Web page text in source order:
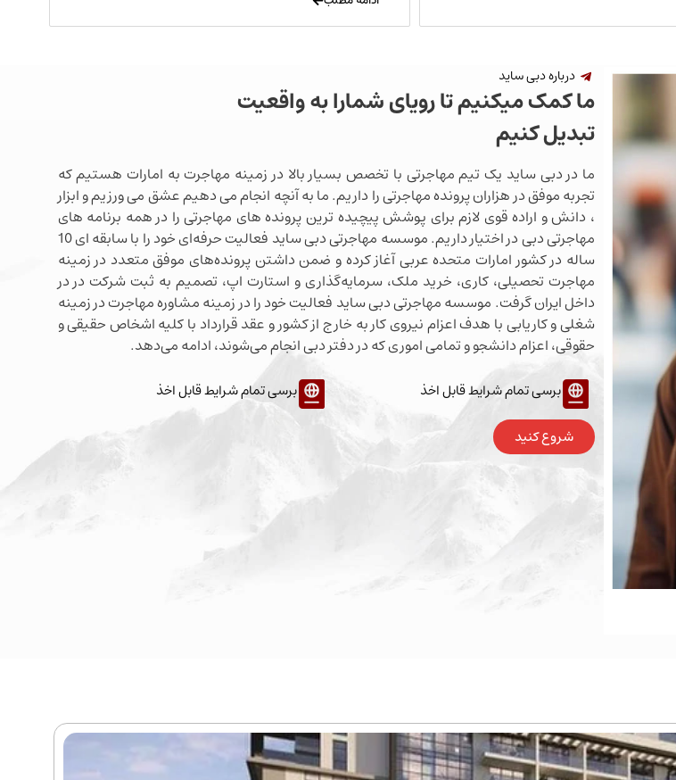
درباره دبی ساید
ما کمک میکنیم تا رویای شمارا به واقعیت
تبدیل کنیم
ما در دبی ساید یک تیم مهاجرتی با تخصص بسیار بالا در زمینه مهاجرت به امارات هستیم که
تجربه موفق در هزاران پرونده مهاجرتی را داریم. ما به آنچه انجام می دهیم عشق می ورزیم و ابزار
، دانش و اراده قوی لازم برای پوشش پیچیده ترین پرونده های مهاجرتی را در همه برنامه های
مهاجرتی دبی در اختیار داریم. موسسه مهاجرتی دبی ساید فعالیت حرفه‌ای خود را با سابقه ای 10
ساله در کشور امارات متحده عربی آغاز کرده و ضمن داشتن پرونده‌های موفق متعدد در زمینه
مهاجرت تحصیلی، کاری، خرید ملک، سرمایه‌گذاری و استارت اپ، تصمیم به ثبت شرکت در در
داخل ایران گرفت. موسسه مهاجرتی دبی ساید فعالیت خود را در زمینه مشاوره مهاجرت در زمینه
شغلی و کاریابی با هدف اعزام نیروی کار به خارج از کشور و عقد قرارداد با کلیه اشخاص حقیقی و
حقوقی، اعزام دانشجو و تمامی اموری که در دفتر دبی انجام می‌شوند، ادامه می‌دهد.
برسی تمام شرایط قابل اخذ
برسی تمام شرایط قابل اخذ
شروع کنید